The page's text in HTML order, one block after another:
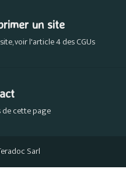
un site
voir l'article 4 des CGUs
cette page
Sarl